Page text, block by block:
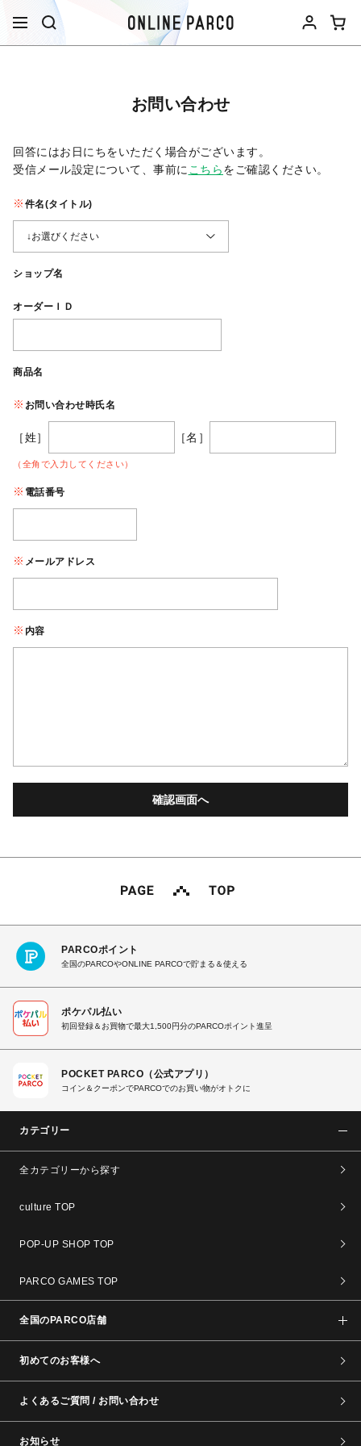
お問い合わせ
回答にはお日にちをいただく場合がございます。
受信メール設定について、事前に こちらをご確認ください。​
件名(タイトル)
ショップ名
オーダーＩＤ
商品名
お問い合わせ時氏名
［姓］ ［名］
（全角で入力してください）
電話番号
メールアドレス
内容
PARCOポイント
全国のPARCOやONLINE PARCOで貯まる＆使える
ポケパル払い
初回登録＆お買物で最大1,500円分のPARCOポイント進呈
POCKET PARCO（公式アプリ）
コイン＆クーポンでPARCOでのお買い物がオトクに
カテゴリー
全カテゴリーから探す
culture TOP
POP-UP SHOP TOP
PARCO GAMES TOP
全国のPARCO店舗
初めてのお客様へ
よくあるご質問 / お問い合わせ
お知らせ